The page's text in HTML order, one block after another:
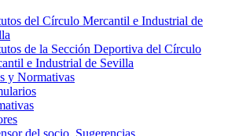
del Círculo Mercantil e Industrial de
de la Sección Deportiva del Círculo
e Industrial de Sevilla
y Normativas
del socio. Sugerencias